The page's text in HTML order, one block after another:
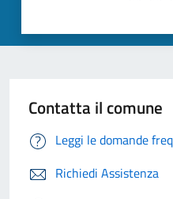
Contatta il comune
Leggi le domande
Richiedi Assistenza